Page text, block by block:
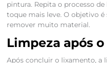
pintura. Repita o processo
toque mais leve. O objetivo é
remover muito material.
Limpeza após
Após concluir o lixamento, a